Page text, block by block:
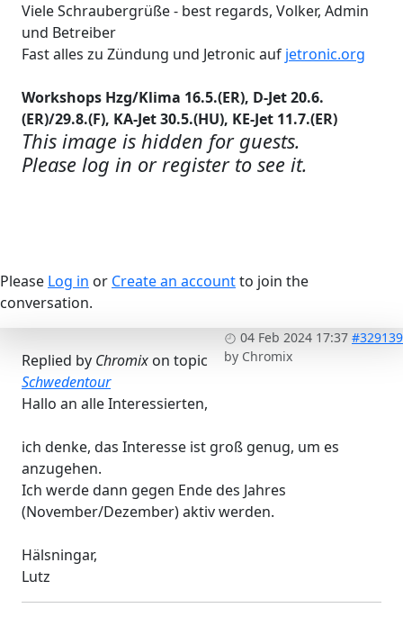
Viele Schraubergrüße - best regards, Volker, Admin
und Betreiber
Fast alles zu Zündung und Jetronic auf jetronic.org
Workshops Hzg/Klima 16.5.(ER), D-Jet 20.6.
(ER)/29.8.(F), KA-Jet 30.5.(HU), KE-Jet 11.7.(ER)
This image is hidden for guests.
Please log in or register to see it.
Please Log in or Create an accountto join the
conversation.
04 Feb 2024 17:37 #329139
by Chromix
Replied by Chromixon topic
Schwedentour
Hallo an alle Interessierten,
ich denke, das Interesse ist groß genug, um es
anzugehen.
Ich werde dann gegen Ende des Jahres
(November/Dezember) aktiv werden.
Hälsningar,
Lutz